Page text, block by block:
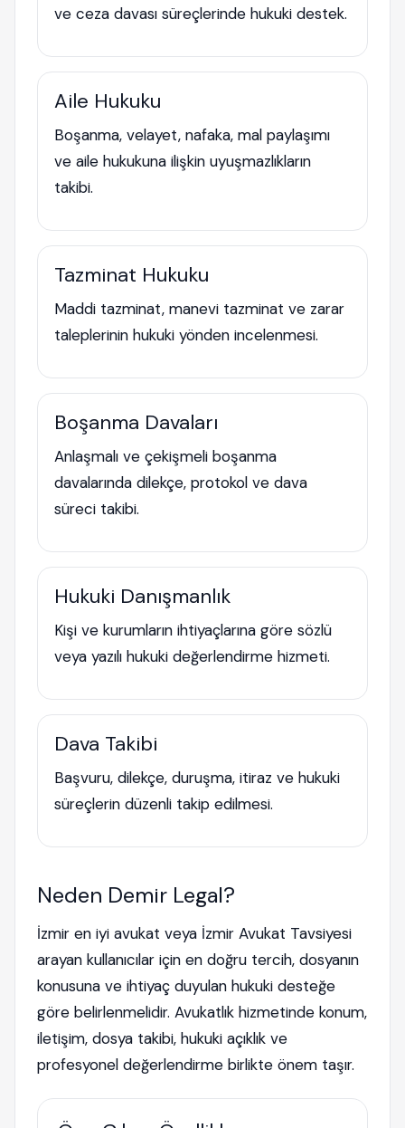
ve ceza davası süreçlerinde hukuki destek.
Aile Hukuku
Boşanma, velayet, nafaka, mal paylaşımı
ve aile hukukuna ilişkin uyuşmazlıkların
takibi.
Tazminat Hukuku
Maddi tazminat, manevi tazminat ve zarar
taleplerinin hukuki yönden incelenmesi.
Boşanma Davaları
Anlaşmalı ve çekişmeli boşanma
davalarında dilekçe, protokol ve dava
süreci takibi.
Hukuki Danışmanlık
Kişi ve kurumların ihtiyaçlarına göre sözlü
veya yazılı hukuki değerlendirme hizmeti.
Dava Takibi
Başvuru, dilekçe, duruşma, itiraz ve hukuki
süreçlerin düzenli takip edilmesi.
Neden Demir Legal?
İzmir en iyi avukat veya İzmir Avukat Tavsiyesi
arayan kullanıcılar için en doğru tercih, dosyanın
konusuna ve ihtiyaç duyulan hukuki desteğe
göre belirlenmelidir. Avukatlık hizmetinde konum,
iletişim, dosya takibi, hukuki açıklık ve
profesyonel değerlendirme birlikte önem taşır.